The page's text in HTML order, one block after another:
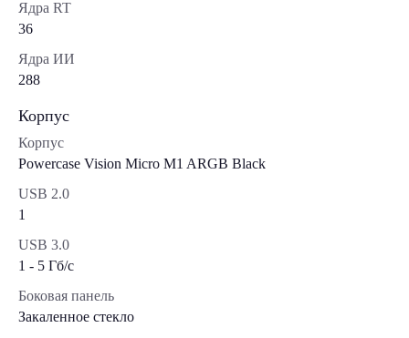
Ядра RT
36
Ядра ИИ
288
Корпус
Корпус
Powercase Vision Micro M1 ARGB Black
USB 2.0
1
USB 3.0
1 - 5 Гб/с
Боковая панель
Закаленное стекло